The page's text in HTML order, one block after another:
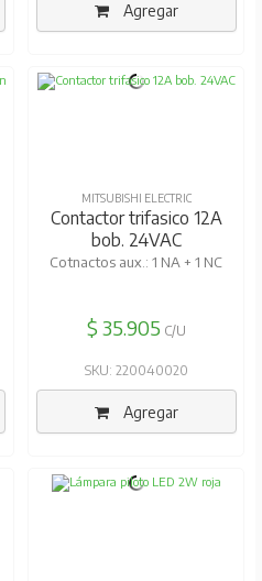
Agregar
MITSUBISHI ELECTRIC
Contactor trifasico 12A
bob. 24VAC
Cotnactos aux.: 1 NA + 1 NC
$ 35.905 C/U
SKU: 220040020
Agregar